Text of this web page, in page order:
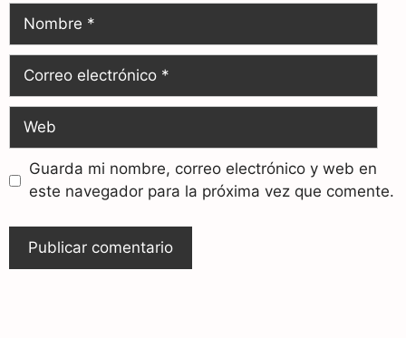
Guarda mi nombre, correo electrónico y web en
este navegador para la próxima vez que comente.